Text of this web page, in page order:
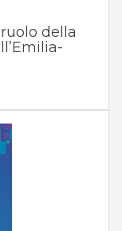
della